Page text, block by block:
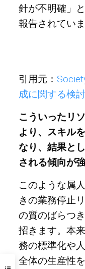
針が不明確」
報告されていま
引用元：
成に関する検
こういったリ
より、スキル
なり、結果と
される傾向が
このような属
きの業務停止
の質のばらつ
招きます。本
務の標準化や
全体の生産性